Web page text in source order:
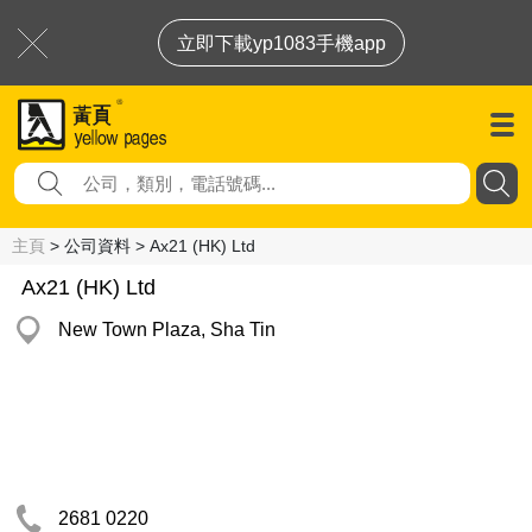
立即下載yp1083手機app
主頁 > 公司資料 > Ax21 (HK) Ltd
Ax21 (HK) Ltd
New Town Plaza, Sha Tin
2681 0220